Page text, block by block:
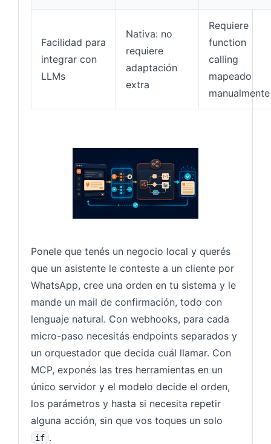
Facilidad para
integrar con
LLMs
Nativa: no
requiere
adaptación
extra
Requiere
function
calling
mapeado
manualmente
Ponele que tenés un negocio local y querés
que un asistente le conteste a un cliente por
WhatsApp, cree una orden en tu sistema y le
mande un mail de confirmación, todo con
lenguaje natural. Con webhooks, para cada
micro-paso necesitás endpoints separados y
un orquestador que decida cuál llamar. Con
MCP, exponés las tres herramientas en un
único servidor y el modelo decide el orden,
los parámetros y hasta si necesita repetir
alguna acción, sin que vos toques un solo
if .